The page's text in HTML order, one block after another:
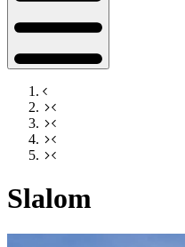
Slalom